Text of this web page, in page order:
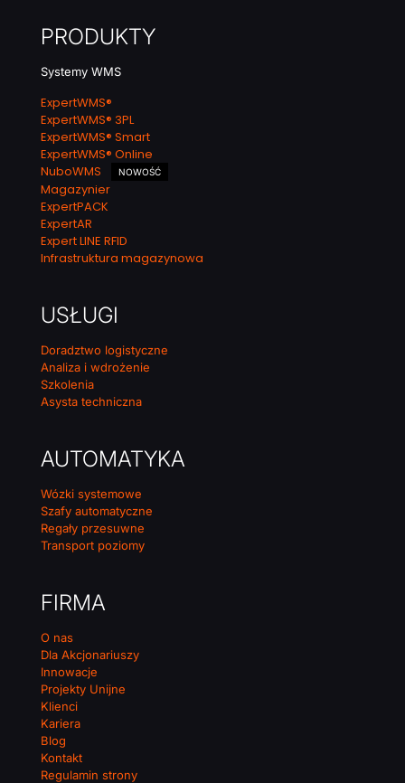
PRODUKTY
Systemy WMS
ExpertWMS®
ExpertWMS® 3PL
ExpertWMS® Smart
ExpertWMS® Online
NuboWMS
NOWOŚĆ
Magazynier
ExpertPACK
ExpertAR
Expert LINE RFID
Infrastruktura magazynowa
USŁUGI
Doradztwo logistyczne
Analiza i wdrożenie
Szkolenia
Asysta techniczna
AUTOMATYKA
Wózki systemowe
Szafy automatyczne
Regały przesuwne
Transport poziomy
FIRMA
O nas
Dla Akcjonariuszy
Innowacje
Projekty Unijne
Klienci
Kariera
Blog
Kontakt
Regulamin strony